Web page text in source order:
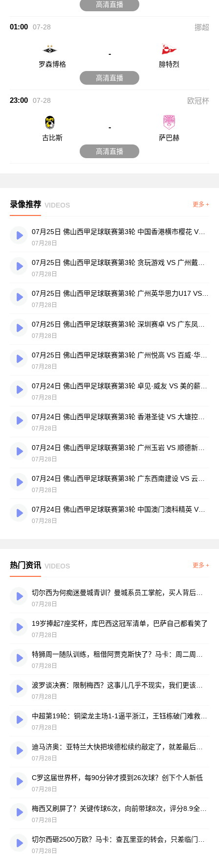
高清直播
01:00 07-28 挪超
罗森博格
-
腓特烈
高清直播
23:00 07-28 欧冠杯
古比斯
-
萨巴赫
高清直播
录像推荐 VIDEOS 更多 +
07月25日 佛山西甲足球联赛第3轮 中国香港横市樱花 VS 吉图省实青年 全场录像
07月28日
07月28日
07月28日
07月28日
07月28日
07月28日
07月28日
07月28日
07月28日
07月24日 佛山西甲足球联赛第3轮 中国澳门澳科精英 VS 藝品高國際 全场录像
07月28日
热门资讯 VIDEOS 更多 +
07月28日
19岁捧起7座奖杯，库巴西这冠军清单，巴萨自己都看笑了
07月28日
07月28日
07月28日
07月28日
07月28日
C罗这届世界杯，每90分钟才摸到26次球？创下个人新低
07月28日
07月28日
07月28日